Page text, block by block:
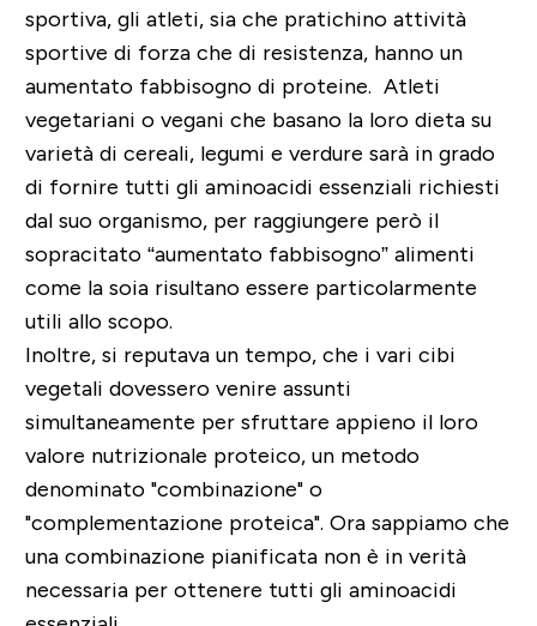
sportiva, gli atleti, sia che pratichino attività
sportive di forza che di resistenza, hanno un
aumentato fabbisogno di proteine. Atleti
vegetariani o vegani che basano la loro dieta su
varietà di cereali, legumi e verdure sarà in grado
di fornire tutti gli aminoacidi essenziali richiesti
dal suo organismo, per raggiungere però il
sopracitato “aumentato fabbisogno” alimenti
come la soia risultano essere particolarmente
utili allo scopo.
Inoltre, si reputava un tempo, che i vari cibi
vegetali dovessero venire assunti
simultaneamente per sfruttare appieno il loro
valore nutrizionale proteico, un metodo
denominato "combinazione" o
"complementazione proteica". Ora sappiamo che
una combinazione pianificata non è in verità
necessaria per ottenere tutti gli aminoacidi